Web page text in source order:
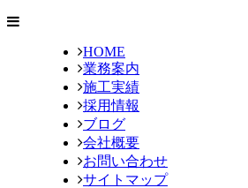
HOME
業務案内
施工実績
採用情報
ブログ
会社概要
お問い合わせ
サイトマップ